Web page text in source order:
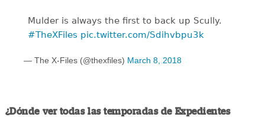
Mulder is always the first to back up Scully.
#TheXFiles pic.twitter.com/Sdihvbpu3k
— The X-Files (@thexfiles) March 8, 2018
¿Dónde ver todas las temporadas de Expedientes